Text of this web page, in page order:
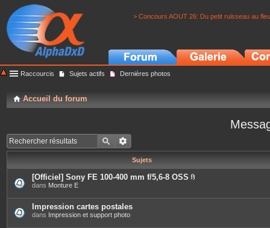
> Concours AOUT 26: Du petit ruisseau au
Raccourcis Sujets actifs Dernières photos
Accueil du forum
Sujets
[Officiel] Sony FE 100-400 mm f/5,6-8 OSS
è
dans Monture E
Impression cartes postales
dans Impression et support photo